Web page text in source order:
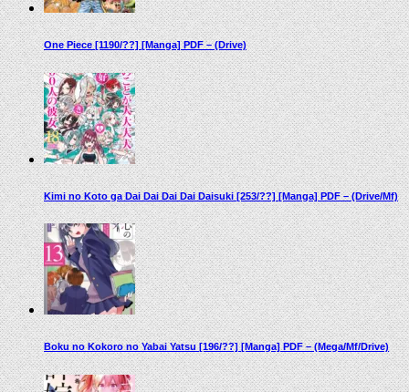
One Piece [1190/??] [Manga] PDF – (Drive)
Kimi no Koto ga Dai Dai Dai Dai Daisuki [253/??] [Manga] PDF – (Drive/Mf)
Boku no Kokoro no Yabai Yatsu [196/??] [Manga] PDF – (Mega/Mf/Drive)